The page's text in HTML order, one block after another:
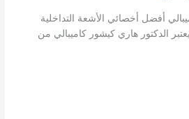
أفضل أخصائي الأشعة التداخلية
الدكتور هاري كيشور كاميبالي من